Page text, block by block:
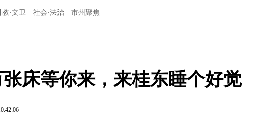
教·文卫 社会·法治 市州聚焦
床等你来，来桂东睡个好觉